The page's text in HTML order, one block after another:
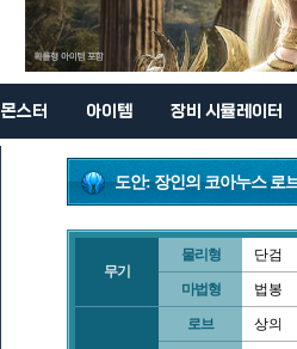
몬스터 아이템 장비 시뮬레이터
도안: 장인의 코아누스 로
무기
물리형 단검
마법형 법봉
로브 상의